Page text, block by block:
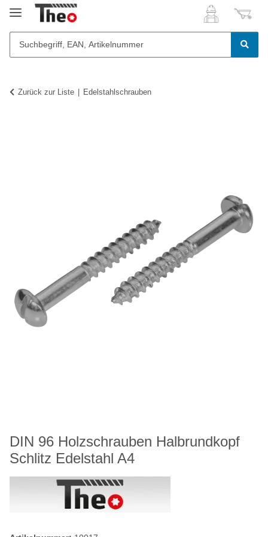
Zurück zur Liste Edelstahlschrauben
DIN 96 Holzschrauben Halbrundkopf
Schlitz Edelstahl A4